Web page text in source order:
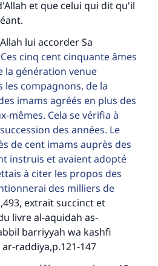
et que celui qui dit qu'il
lui accorder Sa
Ces cinq cent cinquante âmes
la génération venue
compagnons, de la
imams agréés en plus des
mêmes. Cela se vérifia à
des années. Le
de cent imams auprès des
instruis et avaient adopté
à citer les propos des
des milliers de
extrait succinct et
livre al-aquidah as-
barriyyah wa kashfi
raddiya,p.121-147